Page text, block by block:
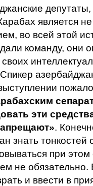
является
во всей этой
команду, они
Спикер
эти
.
знать тонкостей
при этом
не обязательно.
и ввести в